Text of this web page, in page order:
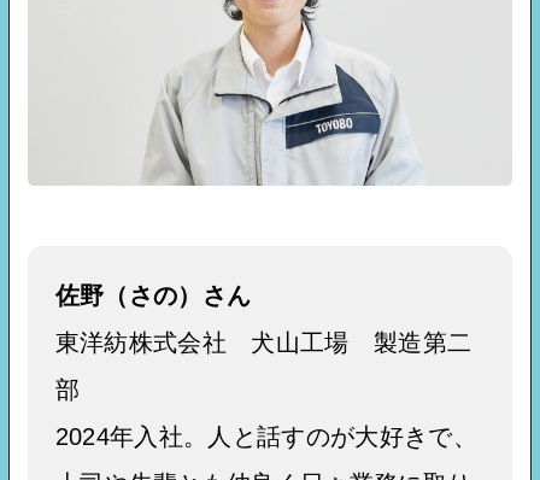
佐野（さの）さん
東洋紡株式会社 犬山工場 製造第二
部
2024年入社。人と話すのが大好きで、